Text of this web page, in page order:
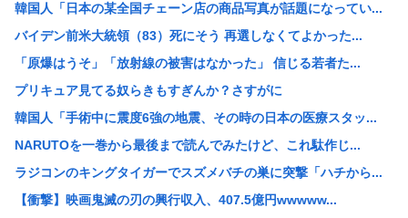
【画像】磯山さやか(40)、乳の位置に乳輪のようなものが...
白亜紀の3段階の食物連鎖が如実にわかる化石を発見
(´・ω・`)人生初のマックグリドル食べるぞ
インドネシア「ドラえもん」と名乗る市民が16人いる件、ガ...
【悲報】超有名キックボクサー、世界に挑戦するも衝撃的KO...
中国「大洪水！」三峡ダム「9門開放！（全力放流」中国都市...
成人女性「私たちは、グルーミングされた...」160万バ...
インドネシアの首都移転失敗に学ぶ、日本がもし首都移転とな...
韓国人「日本の某全国チェーン店の商品写真が話題になってい...
バイデン前米大統領（83）死にそう 再選しなくてよかった...
「原爆はうそ」「放射線の被害はなかった」 信じる若者た...
プリキュア見てる奴らきもすぎんか？さすがに
韓国人「手術中に震度6強の地震、その時の日本の医療スタッ...
NARUTOを一巻から最後まで読んでみたけど、これ駄作じ...
ラジコンのキングタイガーでスズメバチの巣に突撃「ハチから...
【衝撃】映画鬼滅の刃の興行収入、407.5億円wwwww...